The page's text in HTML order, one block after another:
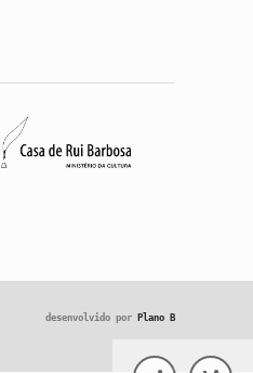
desenvolvido por Plano B